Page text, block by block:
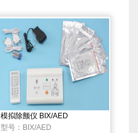
模拟除颤仪 BIX/AED
型号：BIX/AED